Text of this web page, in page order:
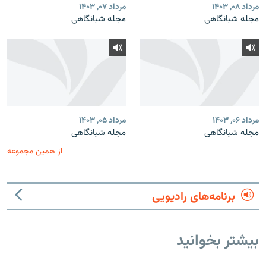
مرداد ۰۸, ۱۴۰۳
مجله شبانگاهی
مرداد ۰۷, ۱۴۰۳
مجله شبانگاهی
مرداد ۰۶, ۱۴۰۳
مجله شبانگاهی
مرداد ۰۵, ۱۴۰۳
مجله شبانگاهی
از همین مجموعه
برنامه‌های رادیویی
بیشتر بخوانید